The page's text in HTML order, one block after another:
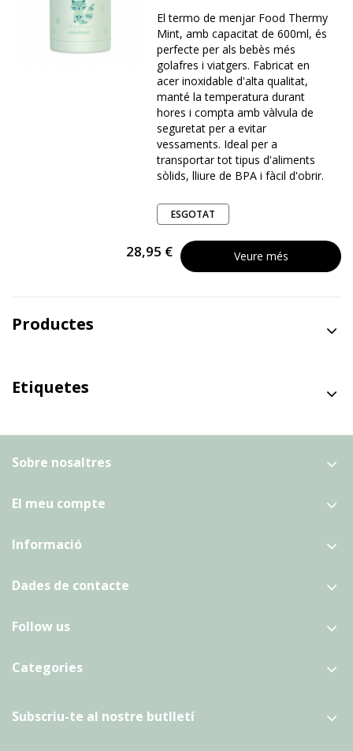
El termo de menjar Food Thermy
Mint, amb capacitat de 600ml, és
perfecte per als bebès més
golafres i viatgers. Fabricat en
acer inoxidable d'alta qualitat,
manté la temperatura durant
hores i compta amb vàlvula de
seguretat per a evitar
vessaments. Ideal per a
transportar tot tipus d'aliments
sòlids, lliure de BPA i fàcil d'obrir.
ESGOTAT
28,95 € Veure més
Productes
Etiquetes
Sobre nosaltres
El meu compte
Informació
Dades de contacte
Follow us
Categories
Subscriu-te al nostre butlletí